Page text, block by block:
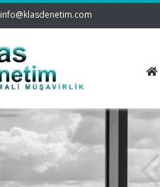
info@klasdenetim.com